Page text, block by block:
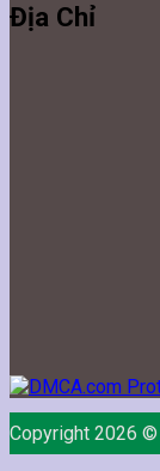
Địa Chỉ
Copyright 2026 ©